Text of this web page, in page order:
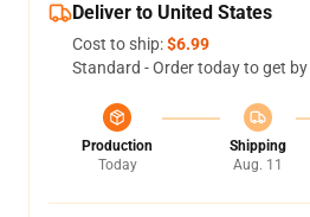
Deliver to United States
Cost to ship:$6.99
Standard - Order today to get by
Production
Today
Shipping
Aug. 11